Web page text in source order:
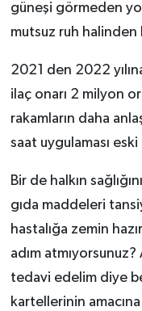
güneşi görmeden
mutsuz ruh halinden
2021 den 2022
ilaç onarı 2 milyon
rakamların daha
saat uygulaması
Bir de halkın
gıda maddeleri
hastalığa zemin
adım
tedavi edelim diye
kartellerinin